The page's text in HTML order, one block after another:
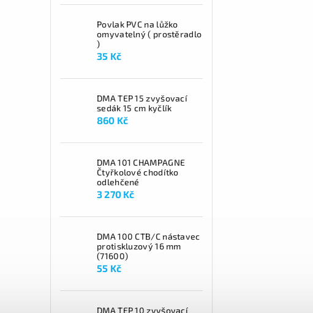
Povlak PVC na lůžko
omyvatelný ( prostěradlo
)
35 Kč
DMA TEP 15 zvyšovací
sedák 15 cm kyčlík
860 Kč
DMA 101 CHAMPAGNE
Čtyřkolové chodítko
odlehčené
3 270 Kč
DMA 100 CTB/C nástavec
protiskluzový 16 mm
(71600)
55 Kč
DMA TEP 10 zvyšovací